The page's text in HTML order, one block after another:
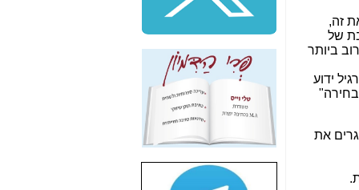
זה,
של
ביותר
(תרגיל ידוע
ולא "בחירה"
את
מדינה? הצחקתם
"יש אפליה בחקירה"?
חשיפה: למה השר
משה כחלון לא נחקר
עד היום? -
כאן
חשיפת חשד לשחיתות
הדומה לזו של "תיק
הסלולר -כאן